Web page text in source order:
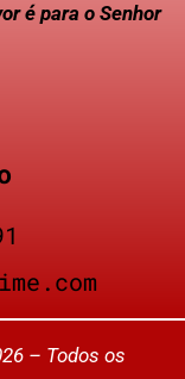
é para o Senhor
– Todos os